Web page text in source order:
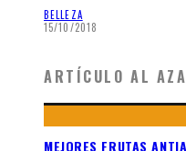
BELLEZA
15/10/2018
ARTÍCULO AL
MEJORES FRUTAS